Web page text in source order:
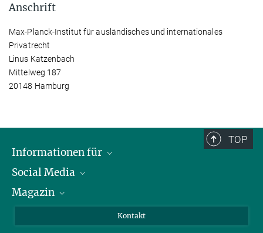
Anschrift
Max-Planck-Institut für ausländisches und internationales
Privatrecht
Linus Katzenbach
Mittelweg 187
20148 Hamburg
TOP
Informationen für
Journalist*innen
Stipendiat*innen
Social Media
LinkedIn
Magazin
Kontakt